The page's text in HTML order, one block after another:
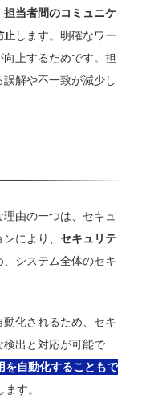
担当者間のコミュニケ
止 します。明確なワー
上するためです。担
解や不一致が減少し
由の一つは、セキュ
により、 セキュリテ
、システム全体のセキ
化されるため、セキ
検出と対応が可能で
を自動化することもで
ます。